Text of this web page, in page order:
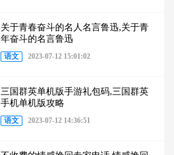
关于青春奋斗的名人名言鲁迅,关于青
年奋斗的名言鲁迅
语文 2023-07-12 15:01:02
三国群英单机版手游礼包码,三国群英
手机单机版攻略
语文 2023-07-12 14:36:51